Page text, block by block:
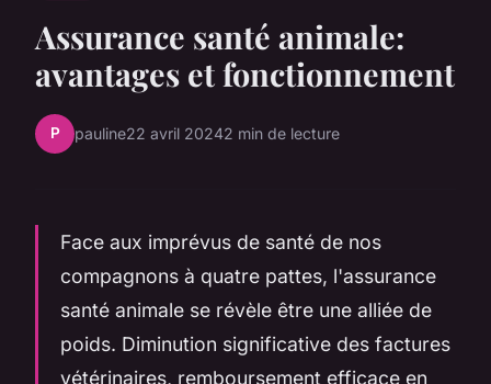
Assurance santé animale:
avantages et fonctionnement
P pauline22 avril 20242 min de lecture
Face aux imprévus de santé de nos
compagnons à quatre pattes, l'assurance
santé animale se révèle être une alliée de
poids. Diminution significative des factures
vétérinaires, remboursement efficace en